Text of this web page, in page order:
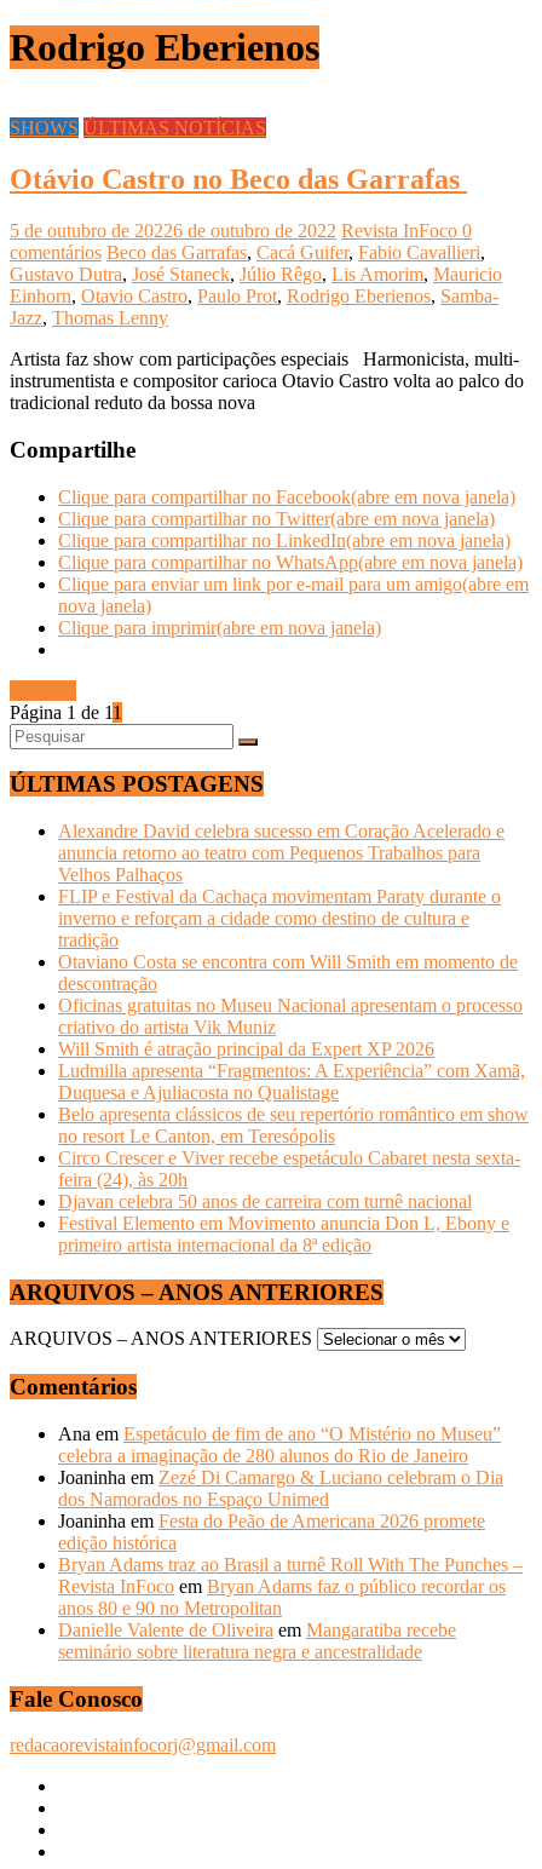
Rodrigo Eberienos
SHOWS ÚLTIMAS NOTÍCIAS
Otávio Castro no Beco das Garrafas
5 de outubro de 20226 de outubro de 2022 Revista InFoco 0
comentários Beco das Garrafas, Cacá Guifer, Fabio Cavallieri,
Gustavo Dutra, José Staneck, Júlio Rêgo, Lis Amorim, Mauricio
Einhorn, Otavio Castro, Paulo Prot, Rodrigo Eberienos, Samba-
Jazz, Thomas Lenny
Artista faz show com participações especiais Harmonicista, multi-
instrumentista e compositor carioca Otavio Castro volta ao palco do
tradicional reduto da bossa nova
Compartilhe
Clique para compartilhar no Facebook(abre em nova janela)
Clique para compartilhar no Twitter(abre em nova janela)
Clique para compartilhar no LinkedIn(abre em nova janela)
Clique para compartilhar no WhatsApp(abre em nova janela)
Clique para enviar um link por e-mail para um amigo(abre em
nova janela)
Clique para imprimir(abre em nova janela)
Página 1 de 11
ÚLTIMAS POSTAGENS
Alexandre David celebra sucesso em Coração Acelerado e
anuncia retorno ao teatro com Pequenos Trabalhos para
Velhos Palhaços
FLIP e Festival da Cachaça movimentam Paraty durante o
inverno e reforçam a cidade como destino de cultura e
tradição
Otaviano Costa se encontra com Will Smith em momento de
descontração
Oficinas gratuitas no Museu Nacional apresentam o processo
criativo do artista Vik Muniz
Will Smith é atração principal da Expert XP 2026
Ludmilla apresenta “Fragmentos: A Experiência” com Xamã,
Duquesa e Ajuliacosta no Qualistage
Belo apresenta clássicos de seu repertório romântico em show
no resort Le Canton, em Teresópolis
Circo Crescer e Viver recebe espetáculo Cabaret nesta sexta-
feira (24), às 20h
Djavan celebra 50 anos de carreira com turnê nacional
Festival Elemento em Movimento anuncia Don L, Ebony e
primeiro artista internacional da 8ª edição
ARQUIVOS – ANOS ANTERIORES
ARQUIVOS – ANOS ANTERIORES
Comentários
Ana em Espetáculo de fim de ano “O Mistério no Museu”
celebra a imaginação de 280 alunos do Rio de Janeiro
Joaninha em Zezé Di Camargo & Luciano celebram o Dia
dos Namorados no Espaço Unimed
Joaninha em Festa do Peão de Americana 2026 promete
edição histórica
Bryan Adams traz ao Brasil a turnê Roll With The Punches –
Revista InFoco em Bryan Adams faz o público recordar os
anos 80 e 90 no Metropolitan
Danielle Valente de Oliveira em Mangaratiba recebe
seminário sobre literatura negra e ancestralidade
Fale Conosco
redacaorevistainfocorj@gmail.com